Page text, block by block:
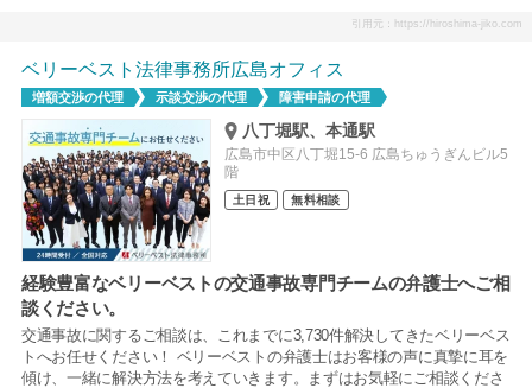
引用元：https://hiroshima-jiko.com
ベリーベスト法律事務所広島オフィス
増額交渉の代理 示談交渉の代理 障害申請の代理
八丁堀駅、本通駅
広島市中区八丁堀15-6 広島ちゅうぎんビル5
階
土日祝 無料相談
経験豊富なベリーベストの交通事故専門チームの弁護士へご相
談ください。
交通事故に関するご相談は、これまでに3,730件解決してきたベリーベス
トへお任せください！ ベリーベストの弁護士はお客様の声に真摯に耳を
傾け、一緒に解決方法を考えていきます。まずはお気軽にご相談くださ